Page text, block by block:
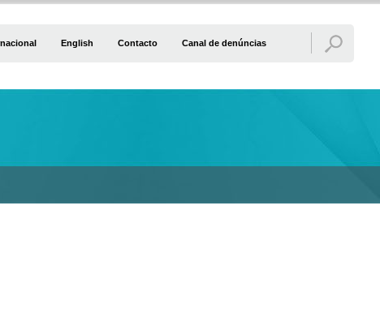
English Contacto Canal de denúncias